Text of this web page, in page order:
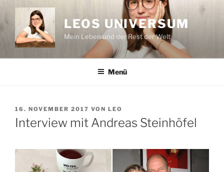
Zum
springen
LEOS UNIVERSUM
Mein Leben und der Rest der Welt
Menü
VERÖFFENTLICHT
AM
16. NOVEMBER 2017 VON LEO
Interview mit Andreas Steinhöfel